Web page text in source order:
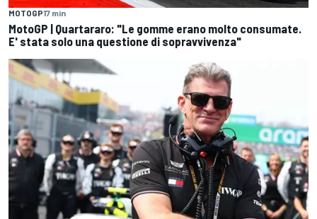
MOTOGP17 min
MotoGP | Quartararo: "Le gomme erano molto consumate.
E' stata solo una questione di sopravvivenza"